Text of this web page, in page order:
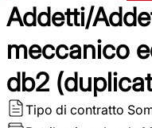
Addetti/
meccanico
db2
Tipo di contratto